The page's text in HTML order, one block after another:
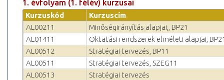
1. évfolyam (1. félév) kurzusai
Kurzuskód
Kurzuscím
AL00211
Minőségirányítás alapjai,, BP21
AL01411
Oktatási rendszerek elméleti alapjai,
AL00512
Stratégiai tervezés, BP11
AL00511
Stratégiai tervezés, SZEG11
AL00513
Stratégiai tervezés